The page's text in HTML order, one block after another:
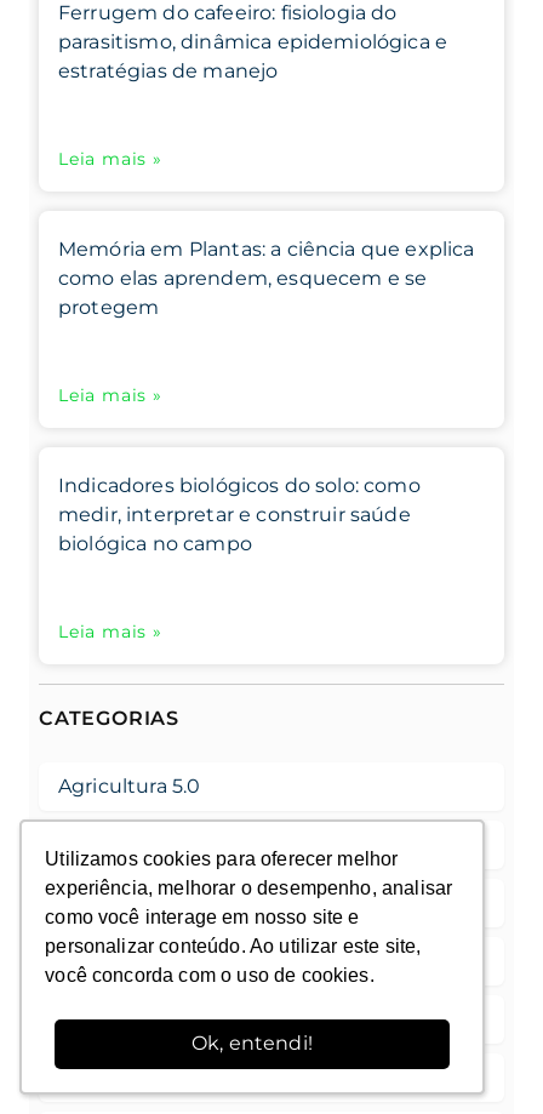
Utilizamos cookies para oferecer melhor
experiência, melhorar o desempenho, analisar
como você interage em nosso site e
personalizar conteúdo. Ao utilizar este site,
você concorda com o uso de cookies.
Ok, entendi!
Utilizamos cookies para oferecer melhor
experiência, melhorar o desempenho, analisar
como você interage em nosso site e
personalizar conteúdo. Ao utilizar este site,
você concorda com o uso de cookies.
Ok, entendi!
Ferrugem do cafeeiro: fisiologia do
parasitismo, dinâmica epidemiológica e
estratégias de manejo
Leia mais »
Memória em Plantas: a ciência que explica
como elas aprendem, esquecem e se
protegem
Leia mais »
Indicadores biológicos do solo: como
medir, interpretar e construir saúde
biológica no campo
Leia mais »
CATEGORIAS
Agricultura 5.0
Algodão
Bioinsumos
Café
Cana-de-açúcar